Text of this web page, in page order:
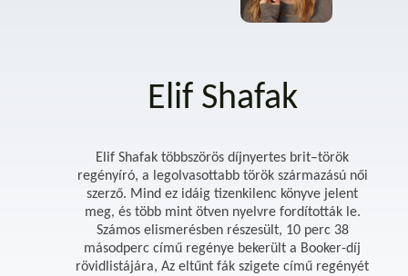
Elif Shafak
Elif Shafak többszörös díjnyertes brit–török
regényíró, a legolvasottabb török származású női
szerző. Mind ez idáig tizenkilenc könyve jelent
meg, és több mint ötven nyelvre fordították le.
Számos elismerésben részesült, 10 perc 38
másodperc című regénye bekerült a Booker-díj
rövidlistájára, Az eltűnt fák szigete című regényét